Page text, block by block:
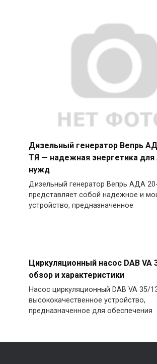
Дизельный генератор Вепрь
ТЯ — надежная энергетика
нужд
Дизельный генератор Вепрь АДА
представляет собой надежное и
устройство, предназначенное
Циркуляционный насос DAB VA
обзор и характеристики
Насос циркуляционный DAB VA 35/
высококачественное устройство,
предназначенное для обеспечения